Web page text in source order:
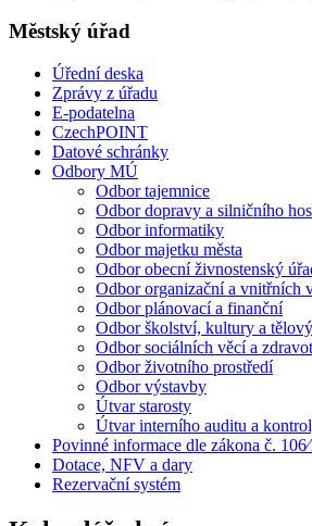
Městský úřad
Úřední deska
Zprávy z úřadu
E-podatelna
CzechPOINT
Datové schránky
Odbory MÚ
Odbor tajemnice
Odbor dopravy a silničního
Odbor informatiky
Odbor majetku města
Odbor obecní živnostenský
Odbor organizační a vnitřních
Odbor plánovací a finanční
Odbor školství, kultury a
Odbor sociálních věcí a
Odbor životního prostředí
Odbor výstavby
Útvar starosty
Útvar interního auditu a
Povinné informace dle zákona č.
Dotace, NFV a dary
Rezervační systém